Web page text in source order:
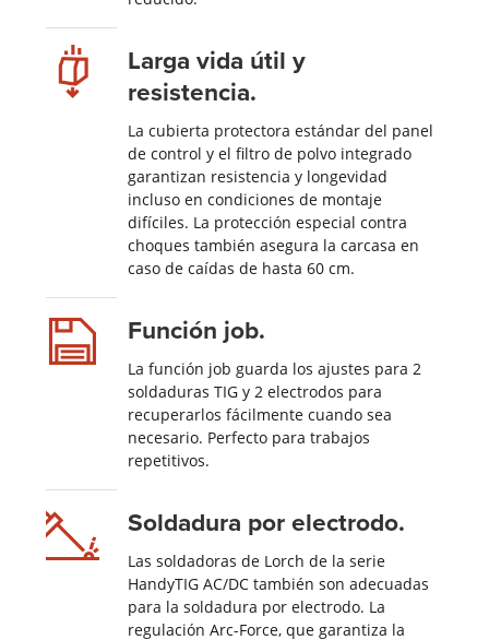
Larga vida útil y
resistencia.
La cubierta protectora estándar del panel
de control y el filtro de polvo integrado
garantizan resistencia y longevidad
incluso en condiciones de montaje
difíciles. La protección especial contra
choques también asegura la carcasa en
caso de caídas de hasta 60 cm.
Función job.
La función job guarda los ajustes para 2
soldaduras TIG y 2 electrodos para
recuperarlos fácilmente cuando sea
necesario. Perfecto para trabajos
repetitivos.
Soldadura por electrodo.
Las soldadoras de Lorch de la serie
HandyTIG AC/DC también son adecuadas
para la soldadura por electrodo. La
regulación Arc-Force, que garantiza la